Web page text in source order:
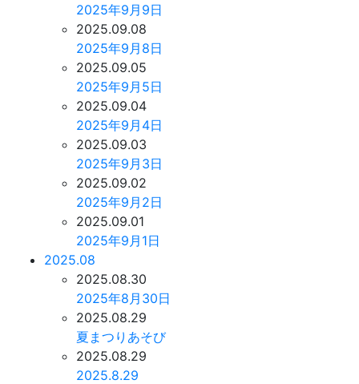
2025年9月9日
2025.09.08
2025年9月8日
2025.09.05
2025年9月5日
2025.09.04
2025年9月4日
2025.09.03
2025年9月3日
2025.09.02
2025年9月2日
2025.09.01
2025年9月1日
2025.08
2025.08.30
2025年8月30日
2025.08.29
夏まつりあそび
2025.08.29
2025.8.29